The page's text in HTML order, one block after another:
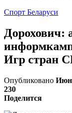
Спорт Беларуси
Дорохович:
Игр стран
Опубликовано Июн
230
Поделится